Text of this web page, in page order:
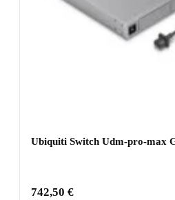
Ubiquiti Switch Udm-pro-max
742,50 €